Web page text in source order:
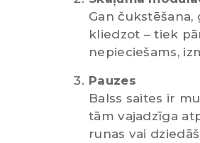
Gan
kliedzot – tiek
nepieciešams,
Pauzes
Balss saites ir
tām vajadzīga
runas vai